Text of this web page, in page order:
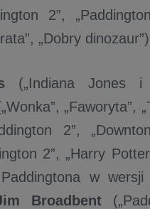
2”,
„Dobry
(„Indiana Jones i
„Faworyta”,
2”,
2”, „Harry
w wersji
Broadbent